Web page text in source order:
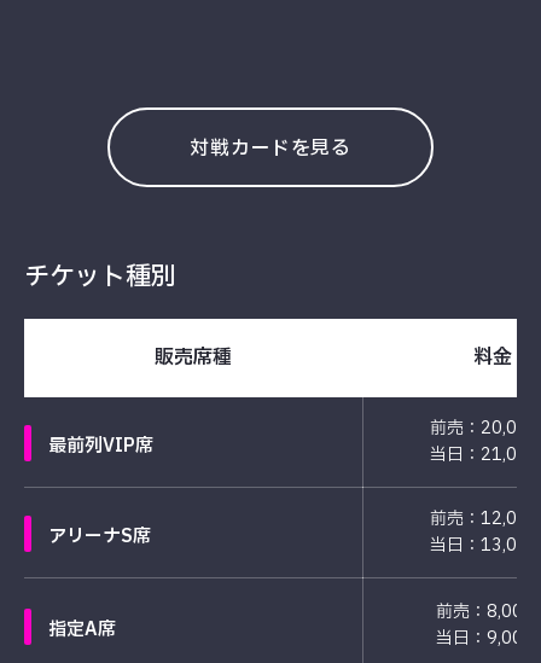
対戦カードを見る
チケット種別
販売席種 料金
最前列VIP席
前売：
当日：
アリーナS席
前売：
当日：
指定A席
前売：8,000
当日：9,000